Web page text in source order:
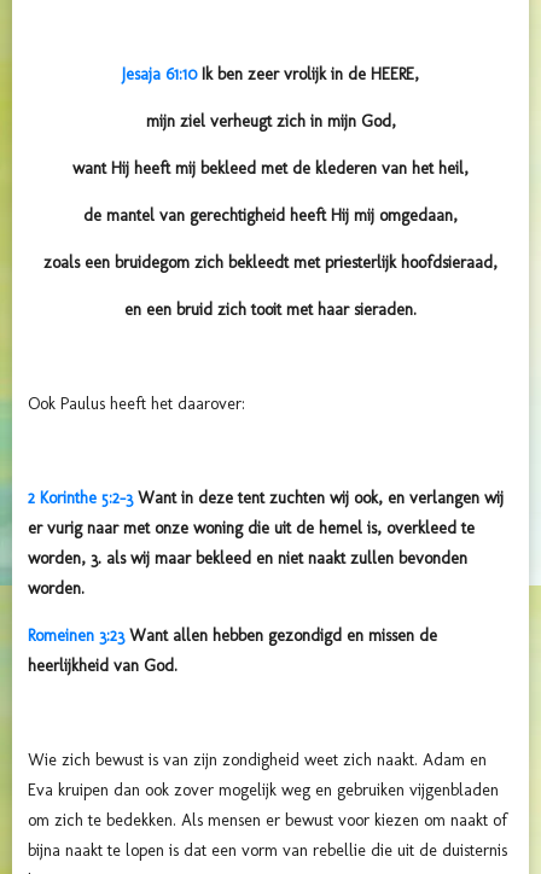
Jesaja 61:10Ik ben zeer vrolijk in de HEERE,
mijn ziel verheugt zich in mijn God,
want Hij heeft mij bekleed met de klederen van het heil,
de mantel van gerechtigheid heeft Hij mij omgedaan,
zoals een bruidegom zich bekleedt met priesterlijk hoofdsieraad,
en een bruid zich tooit met haar sieraden.
Ook Paulus heeft het daarover:
2 Korinthe 5:2-3Want in deze tent zuchten wij ook, en verlangen wij
er vurig naar met onze woning die uit de hemel is, overkleed te
worden, 3. als wij maar bekleed en niet naakt zullen bevonden
worden.
Romeinen 3:23Want allen hebben gezondigd en missen de
heerlijkheid van God.
Wie zich bewust is van zijn zondigheid weet zich naakt. Adam en
Eva kruipen dan ook zover mogelijk weg en gebruiken vijgenbladen
om zich te bedekken. Als mensen er bewust voor kiezen om naakt of
bijna naakt te lopen is dat een vorm van rebellie die uit de duisternis